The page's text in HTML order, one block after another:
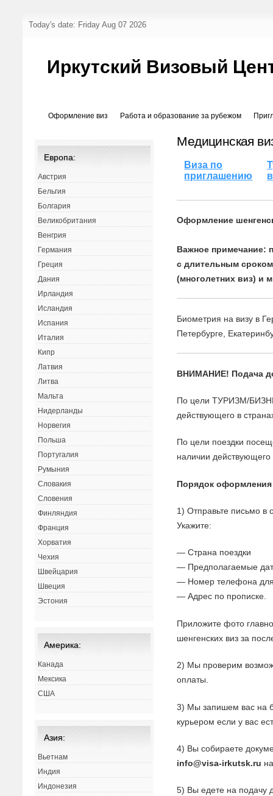
Today's date: Friday Aug 07 2026
Иркутский Визовый
Оформление виз Работа и образование за рубежом
Медицинская
Виза по
приглашению
Оформление
Важное примечание:
с длительным
(многолетних виз) и
Биометрия на визу в
Петербурге,
ВНИМАНИЕ! Подача
По цели ТУРИЗМ/
действующего в
По цели поездки
наличии
Порядок
1) Отправьте письмо
Укажите:
— Страна поездки
— Предполагаемые
— Номер телефона для
— Адрес по прописке.
Приложите фото
шенгенских виз за
2) Мы проверим
оплаты.
3) Мы запишем вас на
курьером если у вас
4) Вы собираете
info@visa-irkutsk.ru
5) Вы едете на подачу
Европа:
Австрия
Бельгия
Болгария
Великобритания
Венгрия
Германия
Греция
Дания
Ирландия
Исландия
Испания
Италия
Кипр
Латвия
Литва
Мальта
Нидерланды
Норвегия
Польша
Португалия
Румыния
Словакия
Словения
Финляндия
Франция
Хорватия
Чехия
Швейцария
Швеция
Эстония
Америка:
Канада
Мексика
США
Азия:
Вьетнам
Индия
Индонезия